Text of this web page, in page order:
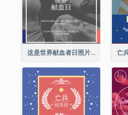
这是世界献血者日照片Instagram帖子